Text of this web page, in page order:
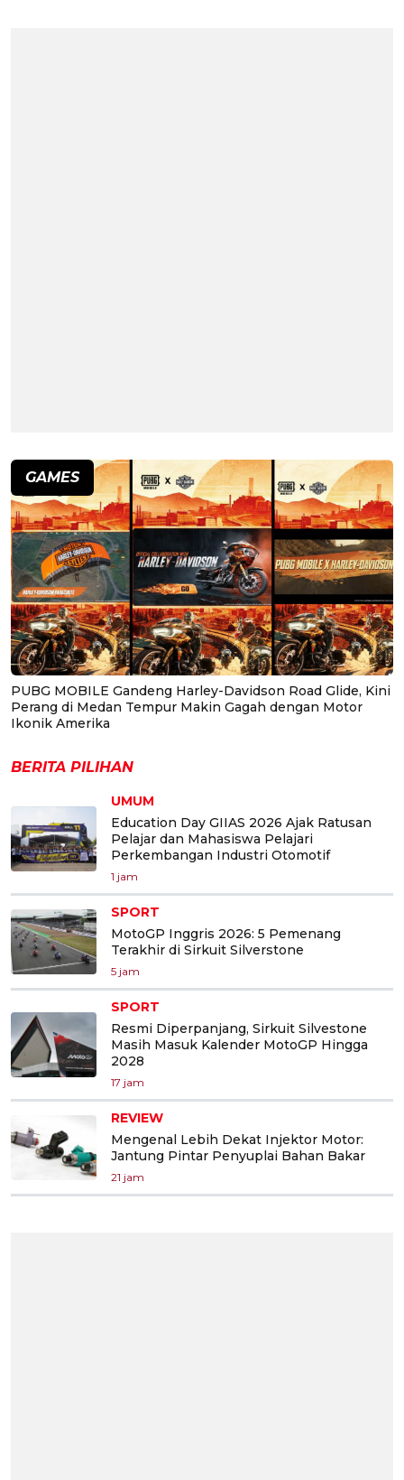
GAMES
PUBG MOBILE Gandeng Harley-Davidson Road Glide, Kini
Perang di Medan Tempur Makin Gagah dengan Motor
Ikonik Amerika
BERITA PILIHAN
UMUM
Education Day GIIAS 2026 Ajak Ratusan
Pelajar dan Mahasiswa Pelajari
Perkembangan Industri Otomotif
1 jam
SPORT
MotoGP Inggris 2026: 5 Pemenang
Terakhir di Sirkuit Silverstone
5 jam
SPORT
Resmi Diperpanjang, Sirkuit Silvestone
Masih Masuk Kalender MotoGP Hingga
2028
17 jam
REVIEW
Mengenal Lebih Dekat Injektor Motor:
Jantung Pintar Penyuplai Bahan Bakar
21 jam